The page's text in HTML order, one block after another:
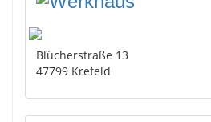
Blücherstraße 13
47799 Krefeld